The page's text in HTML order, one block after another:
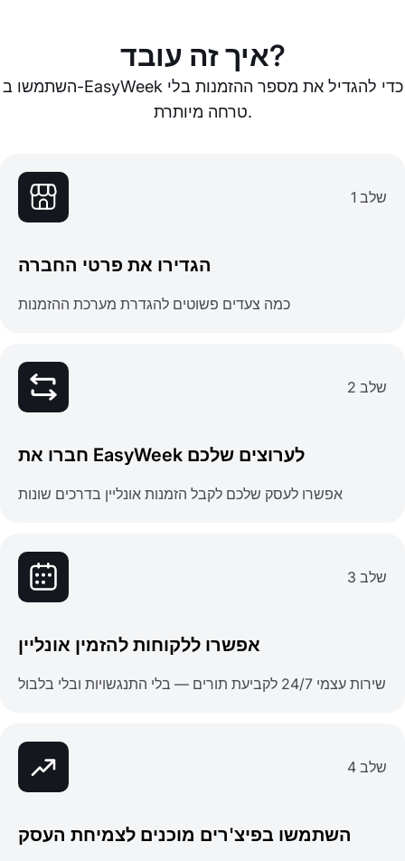
איך זה עובד?
השתמשו ב-EasyWeek כדי להגדיל את מספר ההזמנות בלי
טרחה מיותרת.
שלב 1
הגדירו את פרטי החברה
כמה צעדים פשוטים להגדרת מערכת ההזמנות
שלב 2
חברו את EasyWeek לערוצים שלכם
אפשרו לעסק שלכם לקבל הזמנות אונליין בדרכים שונות
שלב 3
אפשרו ללקוחות להזמין אונליין
שירות עצמי 24/7 לקביעת תורים — בלי התנגשויות ובלי בלבול
שלב 4
השתמשו בפיצ'רים מוכנים לצמיחת העסק